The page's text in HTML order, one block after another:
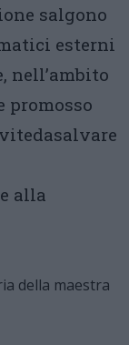
salgono
esterni
nell’ambito
promosso
alla
della maestra